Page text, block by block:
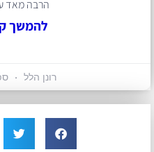
הרבה מאד
להמשך
רונן הלל